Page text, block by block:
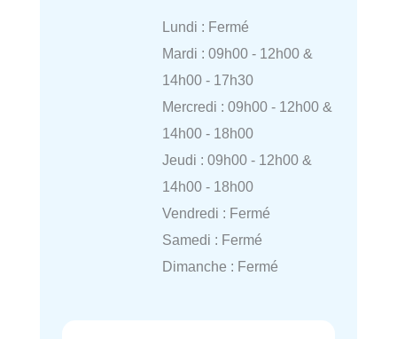
Lundi : Fermé
Mardi : 09h00 - 12h00 &
14h00 - 17h30
Mercredi : 09h00 - 12h00 &
14h00 - 18h00
Jeudi : 09h00 - 12h00 &
14h00 - 18h00
Vendredi : Fermé
Samedi : Fermé
Dimanche : Fermé